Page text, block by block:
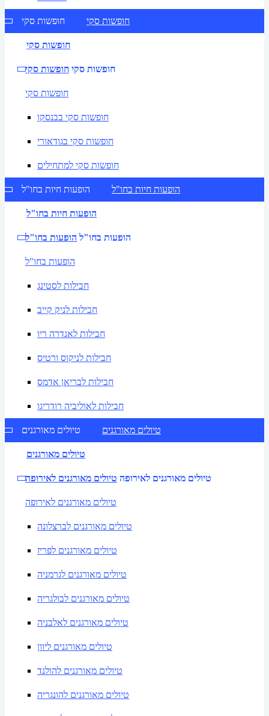
חופשות סקי חופשות סקי
חופשות סקי
חופשות סקי חופשות סקי
חופשות סקי
חופשות סקי בבנסקו
חופשות סקי בגודאורי
חופשות סקי למתחילים
הופעות חיות בחו"ל הופעות חיות בחו"ל
הופעות חיות בחו"ל
הופעות בחו"ל הופעות בחו"ל
הופעות בחו"ל
חבילות לסטינג
חבילות לניק קייב
חבילות לאנדרה ריו
חבילות לניקוס ורטיס
חבילות לבריאן אדמס
חבילות לאוליביה רודריגו
טיולים מאורגנים טיולים מאורגנים
טיולים מאורגנים
טיולים מאורגנים לאירופה טיולים מאורגנים לאירופה
טיולים מאורגנים לאירופה
טיולים מאורגנים לברצלונה
טיולים מאורגנים לפריז
טיולים מאורגנים לגרמניה
טיולים מאורגנים לבולגריה
טיולים מאורגנים לאלבניה
טיולים מאורגנים ליוון
טיולים מאורגנים להולנד
טיולים מאורגנים להונגריה